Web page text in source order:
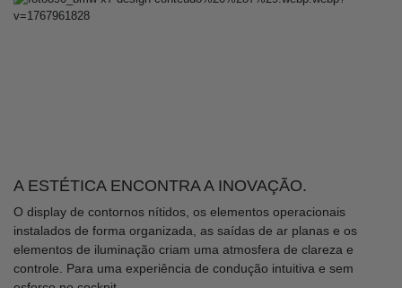
A ESTÉTICA ENCONTRA A INOVAÇÃO.
O display de contornos nítidos, os elementos operacionais
instalados de forma organizada, as saídas de ar planas e os
elementos de iluminação criam uma atmosfera de clareza e
controle. Para uma experiência de condução intuitiva e sem